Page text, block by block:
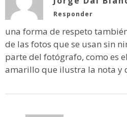
Responder
una forma de respeto
de las fotos que se usan sin
parte del fotógrafo, como es
amarillo que ilustra la nota y